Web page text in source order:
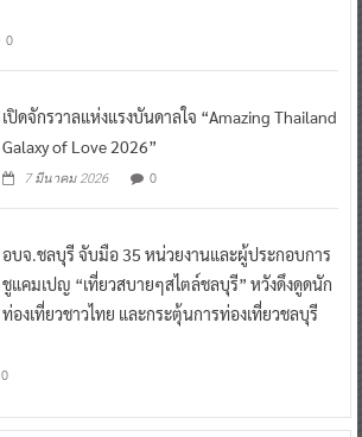
0
เปิดจักรวาลแห่งแรงบันดาลใจ “Amazing Thailand
Galaxy of Love 2026”
7 มีนาคม 2026 0
อบจ.ชลบุรี จับมือ 35 หน่วยงานและผู้ประกอบการ
ชูแคมเปญ “เที่ยวสบายๆสไตล์ชลบุรี” หวังดึงดูดนัก
ท่องเที่ยวชาวไทย และกระตุ้นการท่องเที่ยวชลบุรี
0